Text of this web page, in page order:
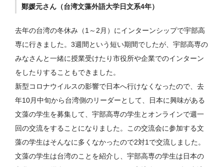
鄭媛元さん（台湾文藻外語大学日文系4年）
去年の台湾の冬休み（1～2月）にインターンシップで宇部高
専に行きました。3週間という短い期間でしたが、宇部高専の
みなさんと一緒に授業受けたり市役所や企業でのインターン
をしたりすることもできました。
新型コロナウイルスの影響で日本へ行けなくなったので、去
年10月中旬から台湾側のリーダーとして、日本に興味がある
文藻の学生を募集して、宇部高専の学生とオンラインで週一
回の交流をすることになりました。この交流会に参加する文
藻の学生はそんなに多くなかったので2対1で交流しました。
文藻の学生は台湾のことを紹介し、宇部高専の学生は日本の